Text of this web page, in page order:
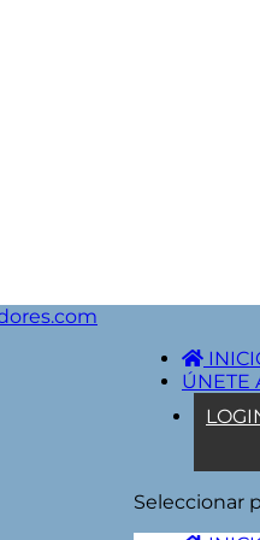
ÚNETE
Seleccionar